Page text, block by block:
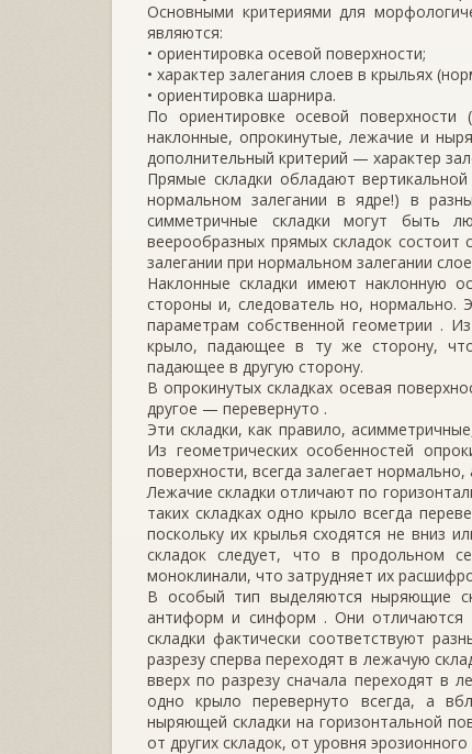
Основными критериями для
являются:
• ориентировка осевой поверхности;
• характер залегания слоев в крыльях
• ориентировка шарнира.
По ориентировке осевой
наклонные, опрокинутые, лежачие и
допол­нительный критерий — характер
Прямые складки обладают
нормальном залега­нии в ядре!) в
симметричные складки могут быть
веерообразных прямых складок
залега­нии при нормальном залегании
Наклонные складки имеют наклонную
стороны и, следователь­ но, нормально.
параметрам собственной геометрии .
крыло, падающее в ту же сторону,
падающее в другую сторону.
В опрокинутых складках осевая
другое — перевернуто .
Эти складки, как правило,
Из геометрических особенностей
поверхности, всегда залегает
Лежачие складки отличают по
таких складках одно крыло всегда
поскольку их крылья сходятся не вниз
складок следу­ет, что в продольном
моноклинали, что затрудняет их
В особый тип выделяются ныряющие
антиформ и синформ . Они от­личаются
складки фактически соответствуют
разрезу сперва переходят в лежачую
вверх по разрезу сначала переходят
одно крыло перевер­нуто всегда, а
ныряющей складки на горизонтальной
от других складок, от уровня эро­зионного